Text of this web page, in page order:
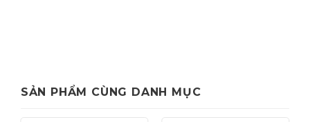
SẢN PHẨM CÙNG DANH MỤC